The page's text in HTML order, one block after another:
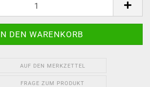
AUF DEN MERKZETTEL
FRAGE ZUM PRODUKT